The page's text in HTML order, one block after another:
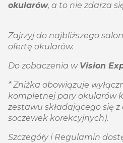
okularów, a to nie zdarza
Zajrzyj do najbliższego
ofertę okularów.
Do zobaczenia w Vision
* Zniżka obowiązuje
kompletnej pary okularów
zestawu składającego się z
soczewek korekcyjnych).
Szczegóły i Regulamin